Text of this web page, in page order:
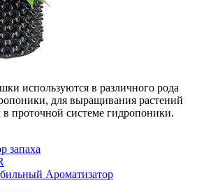
используются в различного рода
для выращивания растений
проточной системе гидропоники.
запаха
Ароматизатор